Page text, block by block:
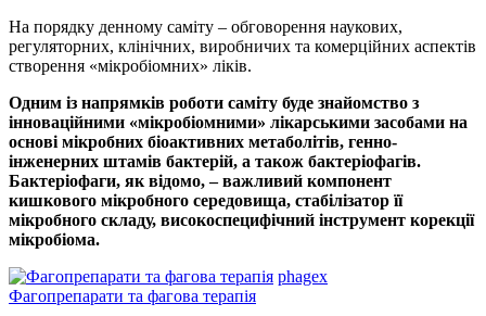
На порядку денному саміту – обговорення наукових,
регуляторних, клінічних, виробничих та комерційних аспектів
створення «мікробіомних» ліків.
Одним із напрямків роботи саміту буде знайомство з
інноваційними «мікробіомними» лікарськими засобами на
основі мікробних біоактивних метаболітів, генно-
інженерних штамів бактерій, а також бактеріофагів.
Бактеріофаги, як відомо, – важливий компонент
кишкового мікробного середовища, стабілізатор її
мікробного складу, високоспецифічний інструмент корекції
мікробіома.
phagex
Фагопрепарати та фагова терапія